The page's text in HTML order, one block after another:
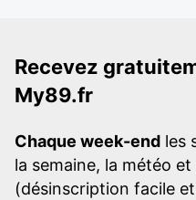
Recevez
My89.fr
Chaque week-end les
la semaine, la météo
(désinscription facile